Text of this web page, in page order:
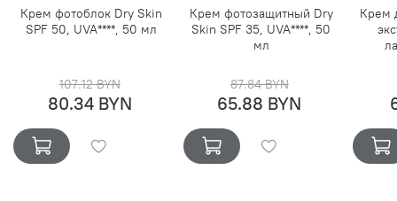
Крем фотоблок Dry Skin
SPF 50, UVA****, 50 мл
107.12 BYN
80.34 BYN
Крем фотозащитный Dry
Skin SPF 35, UVA****, 50
мл
87.84 BYN
65.88 BYN
Крем